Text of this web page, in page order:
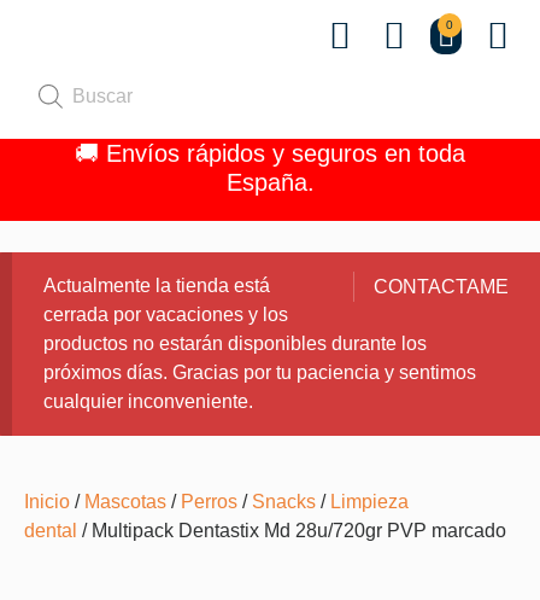
0
🚚 Envíos rápidos y seguros en toda
España.
CONTACTAME
Actualmente la tienda está
cerrada por vacaciones y los
productos no estarán disponibles durante los
próximos días. Gracias por tu paciencia y sentimos
cualquier inconveniente.
Inicio / Mascotas / Perros / Snacks / Limpieza
dental / Multipack Dentastix Md 28u/720gr PVP marcado